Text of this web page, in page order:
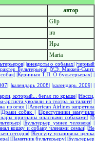
автор
Glip
ira
Ира
Maria
|анекдоты о собаках|
|черный
Бультерьера|
|У.Э. Маккей-Смит.
|Куринная Т.П. О бультерьерах|
|календарь 2008| |календарь 2009|
который... бегал по крыше|
|Нэсси,
артиста уволили из театра за талант|
из огня |
|American Airlines запретила
|Драки собак |
|Преступники замучили
признаны опасными собаками|
|В
|Бультерьер умнее человека|
кошку и собаку членами семьи|
|Не
сегодня|
|Кенгуру усыновила щенка
|Памятник бультерьеру| |Бультерьер